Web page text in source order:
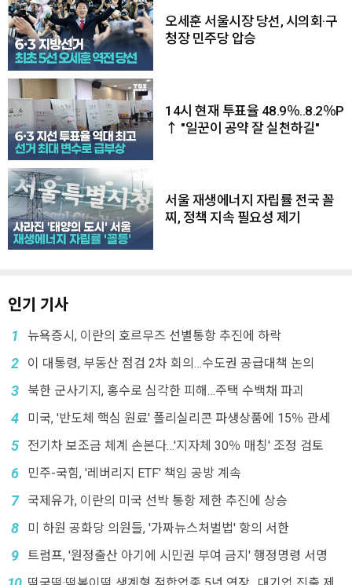
오세훈 서울시장 당선, 시의회·구
청장 민주당 압승
14시 현재 투표율 48.9％..8.2％P
↑ "일꾼이 공약 잘 실천하길"
서울 재생에너지 자립률 전국 꼴
찌, 정책 지속 필요성 제기
인기 기사
1 뉴욕증시, 이란의 호르무즈 선별통항 추진에 하락
2 이 대통령, 부동산 점검 2차 회의…수도권 공급대책 논의
3 북한 군사기지, 홍수로 심각한 피해…주택 수백채 파괴
4 미국, '반도체 핵심 원료' 폴리실리콘 파생상품에 15％ 관세
5 전기차 보조금 체계 손본다…'지자체 30％ 매칭' 조정 검토
6 민주-국힘, '레버리지 ETF' 책임 공방 계속
7 국제유가, 이란의 미국 선박 통항 제한 추진에 상승
8 미 하원 공화당 의원들, '가짜뉴스처벌법' 항의 서한
9 트럼프, '원정출산 아기에 시민권 부여 금지' 행정명령 서명